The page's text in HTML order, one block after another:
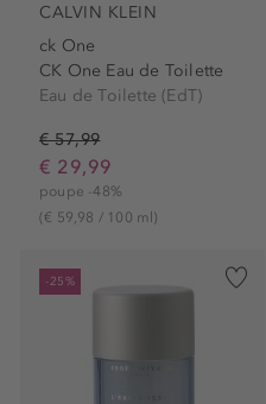
CALVIN KLEIN
ck One
CK One Eau de Toilette
Eau de Toilette (EdT)
€ 57,99
€ 29,99
poupe -48%
(€ 59,98 / 100 ml)
-25%